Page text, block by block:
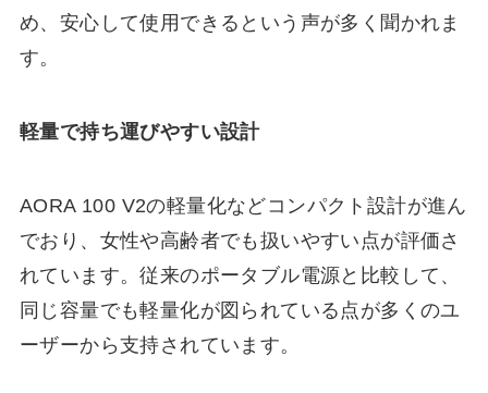
め、安心して使用できるという声が多く聞かれま
す。
軽量で持ち運びやすい設計
AORA 100 V2の軽量化などコンパクト設計が進ん
でおり、女性や高齢者でも扱いやすい点が評価さ
れています。従来のポータブル電源と比較して、
同じ容量でも軽量化が図られている点が多くのユ
ーザーから支持されています。